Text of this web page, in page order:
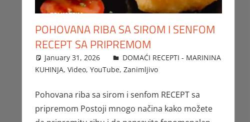
POHOVANA RIBA SA SIROM I SENFOM
RECEPT SA PRIPREMOM
January 31, 2026 FTorgAdmin
DOMAĆI RECEPTI - MARININA
KUHINJA, Video, YouTube, Zanimljivo
Pohovana riba sa sirom i senfom RECEPT sa
pripremom Postoji mnogo načina kako možete